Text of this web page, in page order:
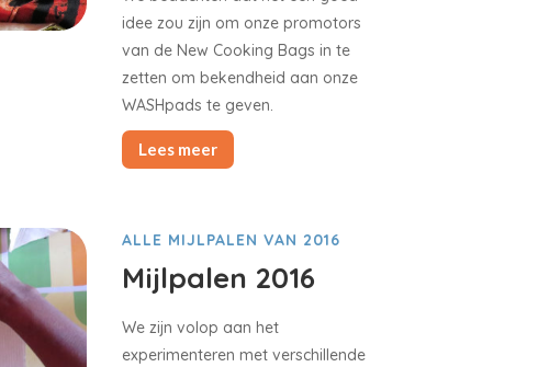
idee zou zijn om onze promotors
van de New Cooking Bags in te
zetten om bekendheid aan onze
WASHpads te geven.
Lees meer
ALLE MIJLPALEN VAN 2016
Mijlpalen 2016
We zijn volop aan het
experimenteren met verschillende